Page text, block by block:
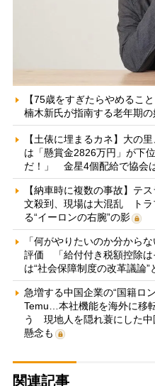
【75歳をすぎたらやめるこ
楠木新氏が指南する老年期
【土俵に埋まるカネ】大の
は「懸賞金2826万円」が下
だ！」 金星4個配給で協会
【納車時に複数の事故】テ
文殺到、現場は大混乱 トラ
る“イーロンの右腕”の影
「何がやりたいのか分から
評価 「給付付き税額控除は
は“社会保障制度の改革議論”
急増する中国企業の“国籍ロ
Temu…本社機能を海外に移
う 現地人を隠れ蓑にした中
懸念も
関連記事